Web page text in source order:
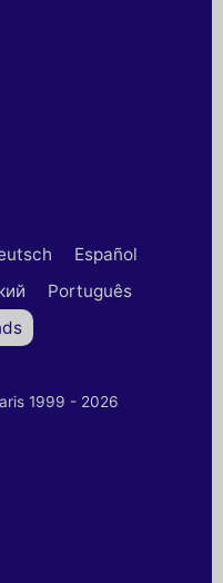
Español
Português
1999 - 2026